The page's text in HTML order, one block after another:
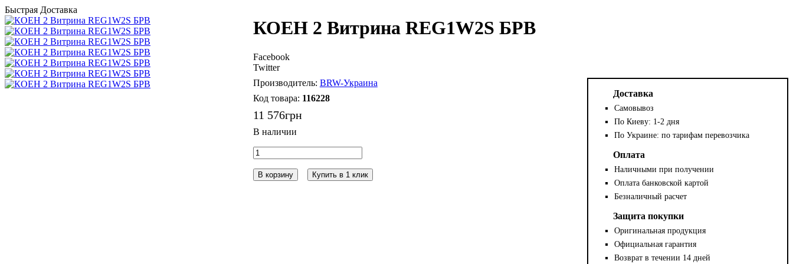
Быстрая Доставка
КОЕН 2 Витрина REG1W2S БРВ
Facebook
Twitter
BRW-Украина
116228
11 576грн
В корзину Купить в 1 клик
Доставка
Самовывоз
По Киеву: 1-2 дня
По Украине: по тарифам перевозчика
Оплата
Наличными при получении
Оплата банковской картой
Безналичный расчет
Защита покупки
Оригинальная продукция
Официальная гарантия
Возврат в течении 14 дней